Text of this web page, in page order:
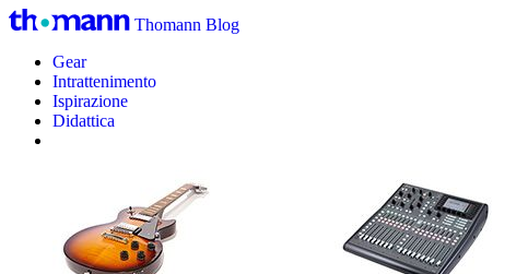
Thomann Blog
Gear
Intrattenimento
Ispirazione
Didattica